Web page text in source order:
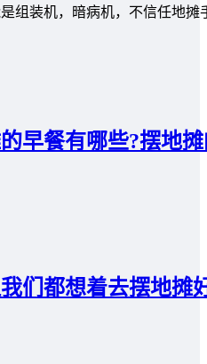
组装机，暗病机，不信任地摊
早餐有哪些?摆地
们都想着去摆地摊